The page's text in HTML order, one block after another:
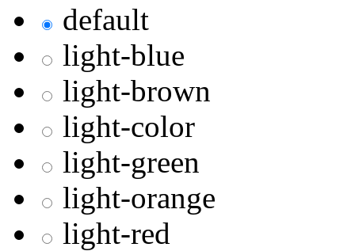
default
light-blue
light-brown
light-color
light-green
light-orange
light-red